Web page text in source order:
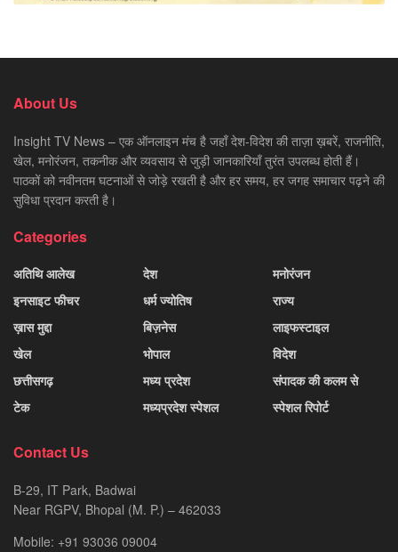
About Us
Insight TV News – एक ऑनलाइन मंच है जहाँ देश-विदेश की ताज़ा ख़बरें, राजनीति,
खेल, मनोरंजन, तकनीक और व्यवसाय से जुड़ी जानकारियाँ तुरंत उपलब्ध होती हैं।
पाठकों को नवीनतम घटनाओं से जोड़े रखती है और हर समय, हर जगह समाचार पढ़ने की
सुविधा प्रदान करती है।
Categories
अतिथि आलेख
इनसाइट फीचर
ख़ास मुद्दा
खेल
छत्तीसगढ़
टेक
देश
धर्म ज्योतिष
बिज़नेस
भोपाल
मध्य प्रदेश
मध्यप्रदेश स्पेशल
मनोरंजन
राज्य
लाइफस्टाइल
विदेश
संपादक की कलम से
स्पेशल रिपोर्ट
Contact Us
B-29, IT Park, Badwai
Near RGPV, Bhopal (M. P.) – 462033
Mobile: +91 93036 09004